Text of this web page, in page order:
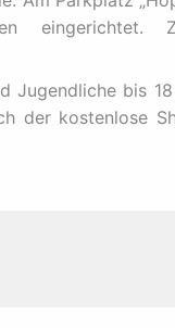
Jugendliche bis
der kostenlose